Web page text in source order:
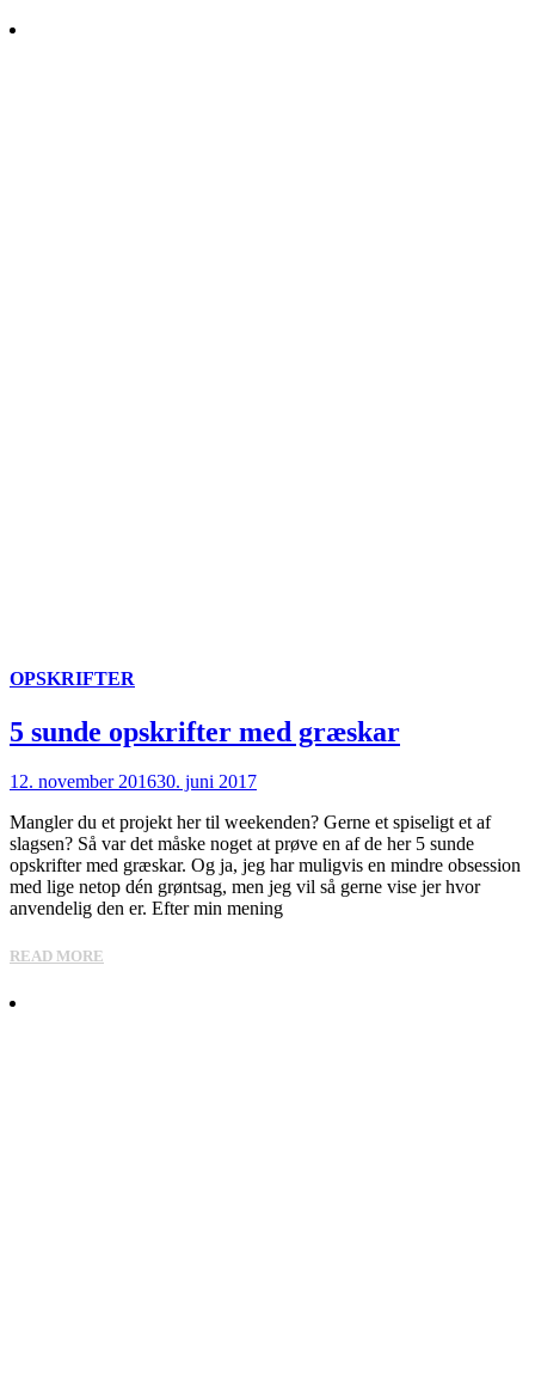
Skip
OPSKRIFTER
5 sunde opskrifter med græskar
12. november 201630. juni 2017
Mangler du et projekt her til weekenden? Gerne et spiseligt et af
slagsen? Så var det måske noget at prøve en af de her 5 sunde
opskrifter med græskar. Og ja, jeg har muligvis en mindre obsession
med lige netop dén grøntsag, men jeg vil så gerne vise jer hvor
anvendelig den er. Efter min mening
READ MORE